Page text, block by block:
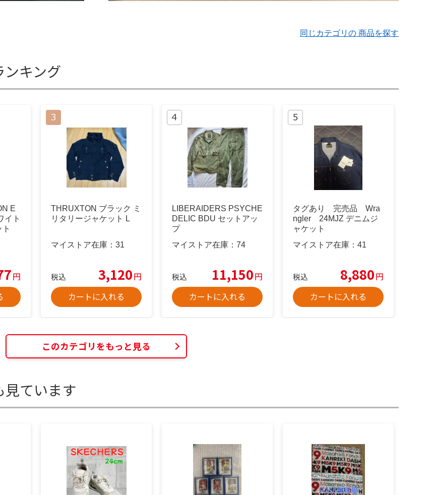
同じカテゴリの 商品を探す
キング
E
イト
円
THRUXTON ブラック ミ
リタリージャケット L
マイストア在庫： 31
税込 3,120円
カートに入れる
LIBERAIDERS PSYCHE
DELIC BDU セットアッ
プ
マイストア在庫： 74
税込 11,150円
カートに入れる
タグあり 完売品 Wra
ngler 24MJZ デニムジ
ャケット
マイストア在庫： 41
税込 8,880円
カートに入れる
このカテゴリをもっと見る
見ています